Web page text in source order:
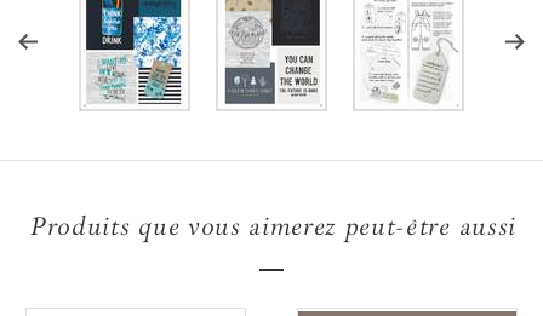
Produits que vous aimerez peut-être aussi